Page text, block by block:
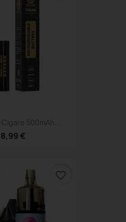
500mAh...
8,99 €
favorite_border